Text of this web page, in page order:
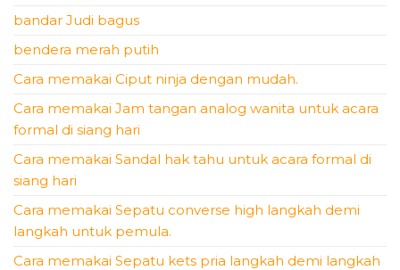
bandar Judi bagus
bendera merah putih
Cara memakai Ciput ninja dengan mudah.
Cara memakai Jam tangan analog wanita untuk acara
formal di siang hari
Cara memakai Sandal hak tahu untuk acara formal di
siang hari
Cara memakai Sepatu converse high langkah demi
langkah untuk pemula.
Cara memakai Sepatu kets pria langkah demi langkah